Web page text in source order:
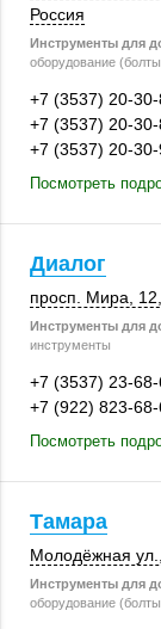
Россия
Инструменты для
оборудование
+7 (3537) 20-30-
+7 (3537) 20-
+7 (3537) 20-30-
Посмотреть
Диалог
просп. Мира, 12
Инструменты для
инструменты
+7 (3537) 23-
+7 (922) 823-
Посмотреть
Тамара
Молодёжная
Инструменты для
оборудование